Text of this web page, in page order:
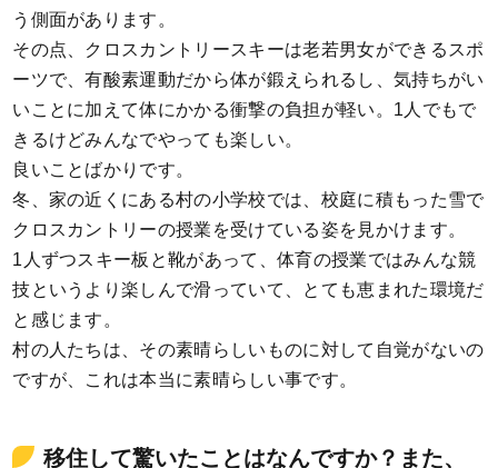
う側面があります。
その点、クロスカントリースキーは老若男女ができるスポ
ーツで、有酸素運動だから体が鍛えられるし、気持ちがい
いことに加えて体にかかる衝撃の負担が軽い。1人でもで
きるけどみんなでやっても楽しい。
良いことばかりです。
冬、家の近くにある村の小学校では、校庭に積もった雪で
クロスカントリーの授業を受けている姿を見かけます。
1人ずつスキー板と靴があって、体育の授業ではみんな競
技というより楽しんで滑っていて、とても恵まれた環境だ
と感じます。
村の人たちは、その素晴らしいものに対して自覚がないの
ですが、これは本当に素晴らしい事です。
移住して驚いたことはなんですか？また、